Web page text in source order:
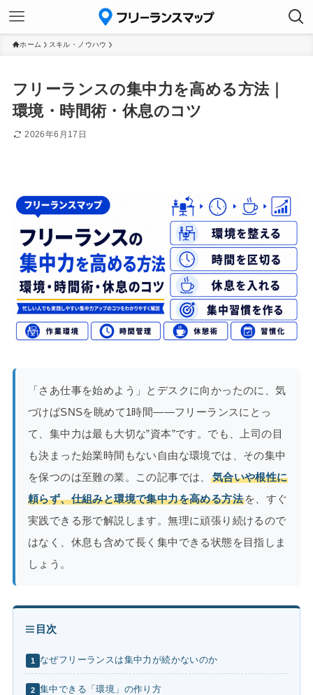
ホーム スキル・ノウハウ
フリーランスの集中力を高める方法｜
環境・時間術・休息のコツ
2026年6月17日
「さあ仕事を始めよう」とデスクに向かったのに、気
づけばSNSを眺めて1時間——フリーランスにとっ
て、集中力は最も大切な”資本”です。でも、上司の目
も決まった始業時間もない自由な環境では、その集中
を保つのは至難の業。この記事では、
気合いや根性に
頼らず、仕組みと環境で集中力を高める方法を、すぐ
実践できる形で解説します。無理に頑張り続けるので
はなく、休息も含めて長く集中できる状態を目指しま
しょう。
目次
1 なぜフリーランスは集中力が続かないのか
2 集中できる「環境」の作り方